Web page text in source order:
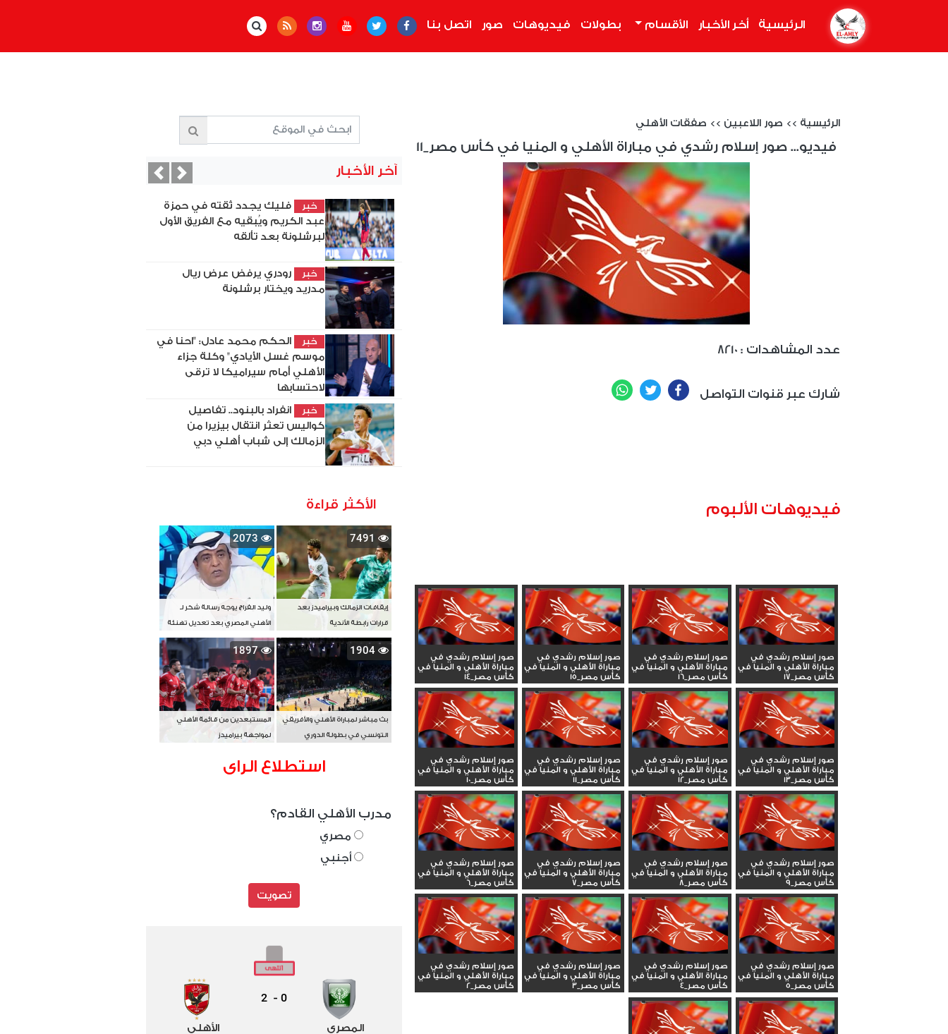
الرئيسية أخر الأخبار الأقسام بطولات فيديوهات صور اتصل بنا
الرئيسية >> صور اللاعبين >> صفقات الأهلي
فيديو... صور إسلام رشدي في مباراة الأهلي و المنيا في كأس مصر_11
8210 : عدد المشاهدات
شارك عبر قنوات التواصل Facebook
Twitter
WhatsApp
فيديوهات الألبوم
صور إسلام رشدي في
مباراة الأهلي و المنيا في
كأس مصر_17
صور إسلام رشدي في
مباراة الأهلي و المنيا في
كأس مصر_16
صور إسلام رشدي في
مباراة الأهلي و المنيا في
كأس مصر_15
صور إسلام رشدي في
مباراة الأهلي و المنيا في
كأس مصر_14
صور إسلام رشدي في
مباراة الأهلي و المنيا في
كأس مصر_13
صور إسلام رشدي في
مباراة الأهلي و المنيا في
كأس مصر_12
صور إسلام رشدي في
مباراة الأهلي و المنيا في
كأس مصر_11
صور إسلام رشدي في
مباراة الأهلي و المنيا في
كأس مصر_10
صور إسلام رشدي في
مباراة الأهلي و المنيا في
كأس مصر_9
صور إسلام رشدي في
مباراة الأهلي و المنيا في
كأس مصر_8
صور إسلام رشدي في
مباراة الأهلي و المنيا في
كأس مصر_7
صور إسلام رشدي في
مباراة الأهلي و المنيا في
كأس مصر_6
صور إسلام رشدي في
مباراة الأهلي و المنيا في
كأس مصر_5
صور إسلام رشدي في
مباراة الأهلي و المنيا في
كأس مصر_4
صور إسلام رشدي في
مباراة الأهلي و المنيا في
كأس مصر_3
صور إسلام رشدي في
مباراة الأهلي و المنيا في
كأس مصر_2
آخر الأخبار
خبر
فليك يجدد ثقته في حمزة
عبد الكريم ويُبقيه مع الفريق الأول
لبرشلونة بعد تألقه
خبر
رودري يرفض عرض ريال
مدريد ويختار برشلونة
خبر
الحكم محمد عادل: "احنا في
موسم غسل الأيادي" وكلة جزاء
الأهلي أمام سيراميكا لا ترقى
لاحتسابها
خبر
انفراد بالبنود.. تفاصيل
كواليس تعثر انتقال بيزيرا من
الزمالك إلى شباب أهلي دبي
PreviousNext
الأكثر قراءة
7491
إيقافات الزمالك وبيراميدز بعد
قرارات رابطة الأندية
2073
وليد الفراج يوجه رسالة شكر لـ
الأهلي المصري بعد تعديل تهنئة
بطل آسيا
1904
بث مباشر لمباراة الأهلي والأفريقي
التونسي في بطولة الدوري
1897
المستبعدين من قائمة الأهلي
لمواجهة بيراميدز
استطلاع الراى
مدرب الأهلي القادم؟
مصري
أجنبي
تصويت
المصري
0
-
2
الأهلي